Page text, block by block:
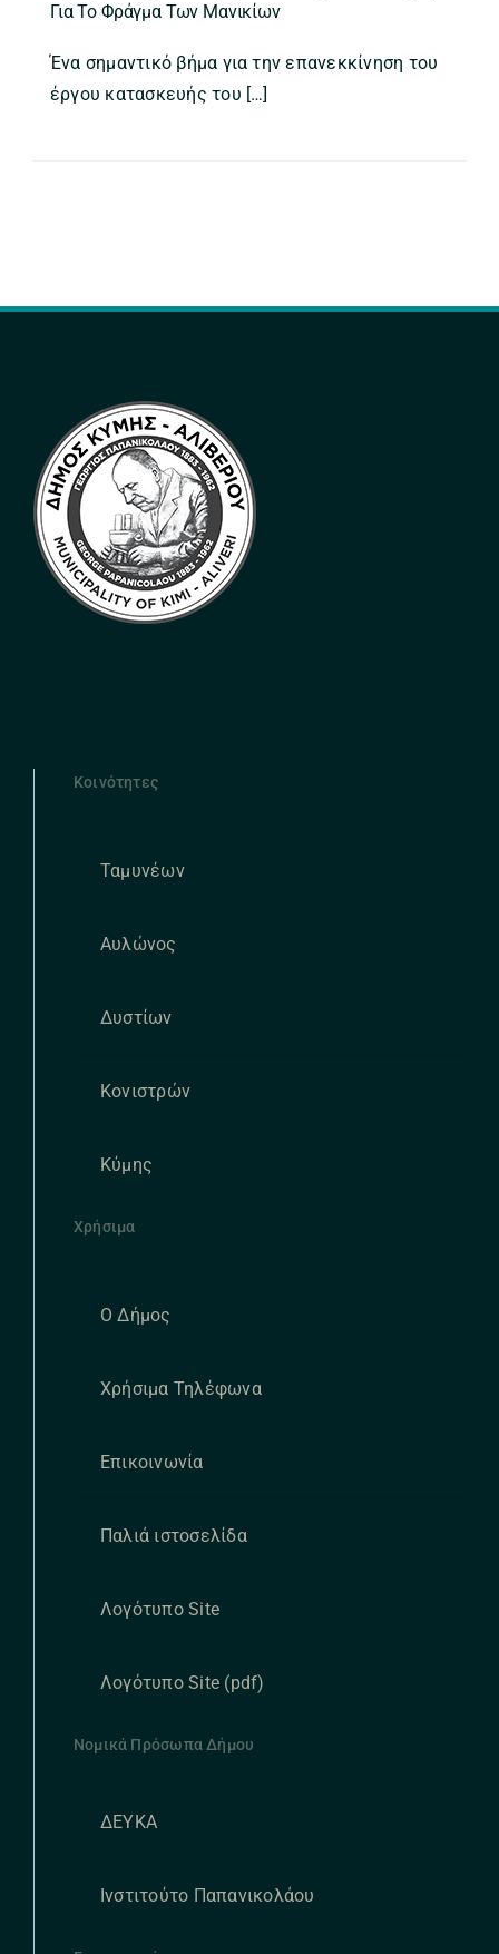
Για Το Φράγμα Των Μανικίων
Ένα σημαντικό βήμα για την επανεκκίνηση του
έργου κατασκευής του […]
Κοινότητες
Ταμυνέων
Αυλώνος
Δυστίων
Κονιστρών
Κύμης
Χρήσιμα
Ο Δήμος
Χρήσιμα Τηλέφωνα
Επικοινωνία
Παλιά ιστοσελίδα
Λογότυπο Site
Λογότυπο Site (pdf)
Νομικά Πρόσωπα Δήμου
ΔΕΥΚΑ
Ινστιτούτο Παπανικολάου